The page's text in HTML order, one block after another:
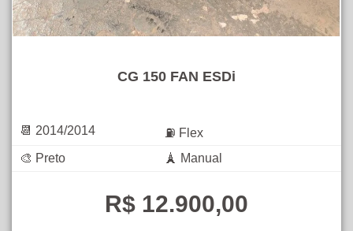
CG 150 FAN ESDi
📆 2014/2014
⛽ Flex
🎨 Preto
🗼 Manual
R$ 12.900,00